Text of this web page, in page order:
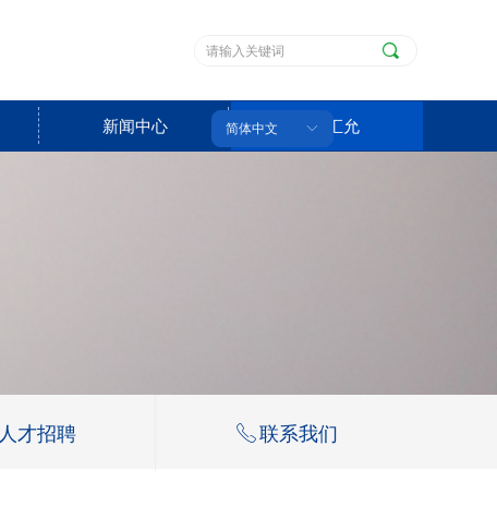
끠
新闻中心 关于汇允
人才招聘 ꂅ联系我们
ꀅ
简体中文